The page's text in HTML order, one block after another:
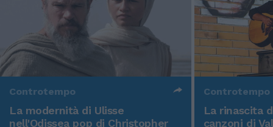
Controtempo
La modernità di Ulisse
nell'Odissea pop di Christopher
Controtempo
La rinascita
canzoni di